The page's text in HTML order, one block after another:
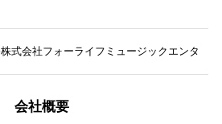
株式会社フォーライフミュージックエンタテ
会社概要